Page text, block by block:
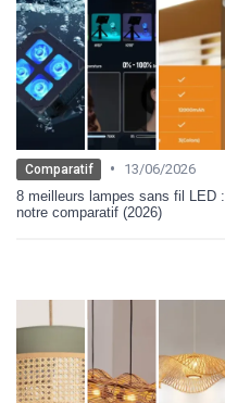
Comparatif •
13/06/2026
8 meilleurs lampes sans fil LED :
notre comparatif (2026)